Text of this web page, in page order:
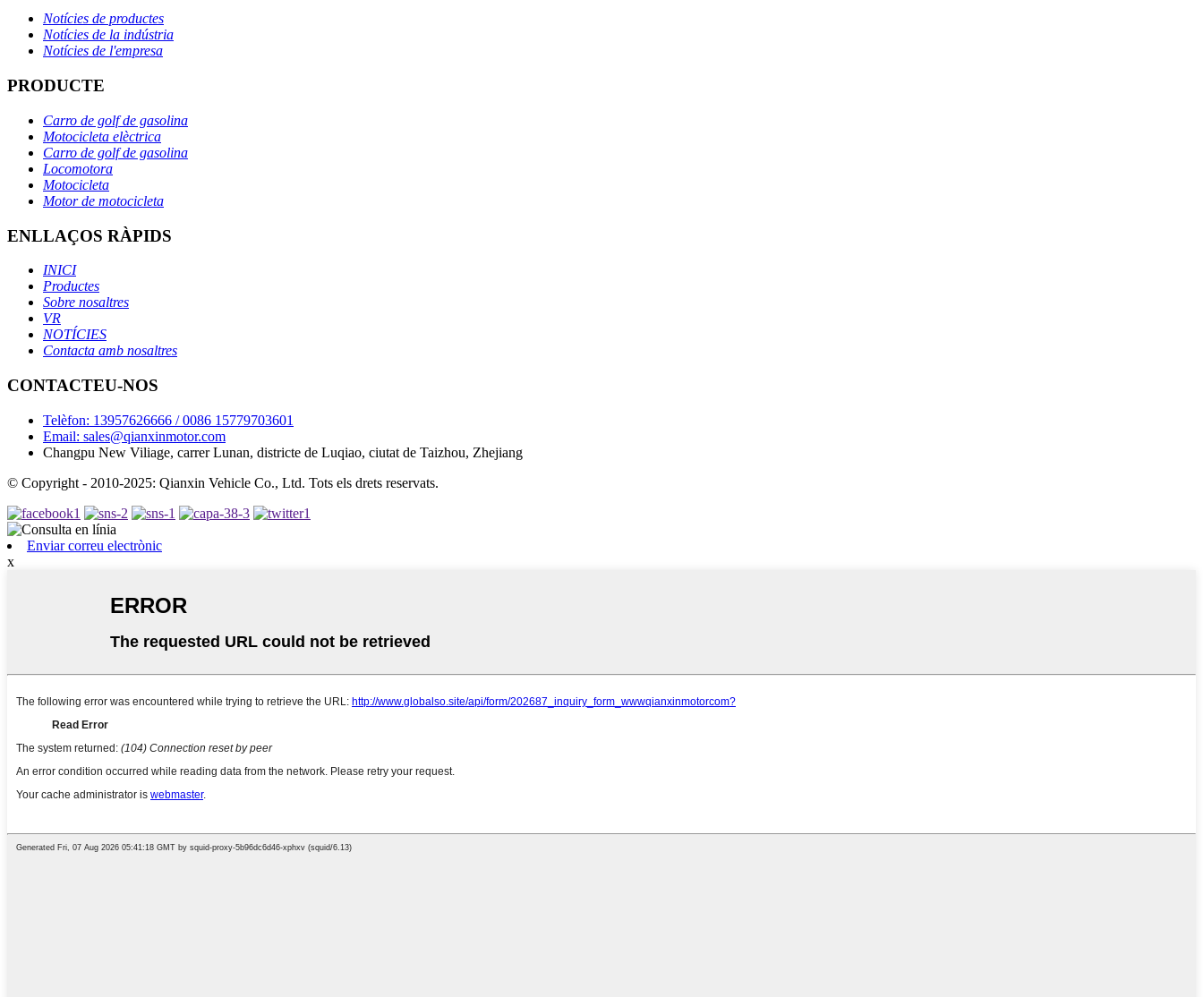
Notícies de productes
Notícies de la indústria
Notícies de l'empresa
PRODUCTE
Carro de golf de gasolina
Motocicleta elèctrica
Carro de golf de gasolina
Locomotora
Motocicleta
Motor de motocicleta
ENLLAÇOS RÀPIDS
INICI
Productes
Sobre nosaltres
VR
NOTÍCIES
Contacta amb nosaltres
CONTACTEU-NOS
Telèfon: 13957626666 / 0086 15779703601
Email: sales@qianxinmotor.com
Changpu New Viliage, carrer Lunan, districte de Luqiao, ciutat de Taizhou, Zhejiang
© Copyright - 2010-2025: Qianxin Vehicle Co., Ltd. Tots els drets reservats.
Enviar correu electrònic
x